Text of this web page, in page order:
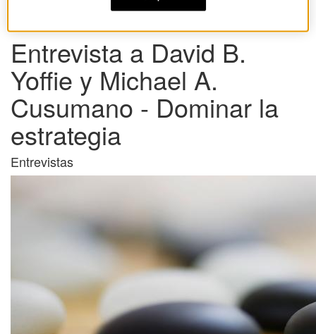
Dominar la estrategia
Entrevista a David B.
Yoffie y Michael A.
Cusumano - Dominar la
estrategia
Entrevistas